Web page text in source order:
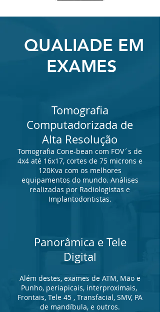
QUALIADE EM
EXAMES
Tomografia
Computadorizada de
Alta Resolução
Tomografia Cone-bean com FOV´s de
4x4 até 16x17, cortes de 75 microns e
120Kva com os melhores
equipamentos do mundo. Análises
realizadas por Radiologistas e
Implantodontistas.
Panorâmica e Tele
Digital
Além destes, exames de ATM, Mão e
Punho, periapicais, interproximais,
Frontais, Tele 45 , Transfacial, SMV, PA
de mandíbula, e outros.